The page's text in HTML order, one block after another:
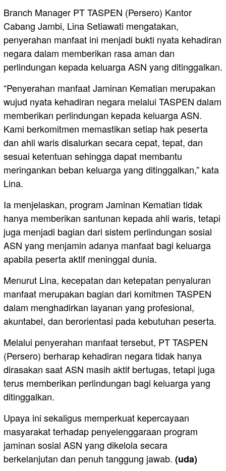
Branch Manager PT TASPEN (Persero) Kantor
Cabang Jambi, Lina Setiawati mengatakan,
penyerahan manfaat ini menjadi bukti nyata kehadiran
negara dalam memberikan rasa aman dan
perlindungan kepada keluarga ASN yang ditinggalkan.
“Penyerahan manfaat Jaminan Kematian merupakan
wujud nyata kehadiran negara melalui TASPEN dalam
memberikan perlindungan kepada keluarga ASN.
Kami berkomitmen memastikan setiap hak peserta
dan ahli waris disalurkan secara cepat, tepat, dan
sesuai ketentuan sehingga dapat membantu
meringankan beban keluarga yang ditinggalkan,” kata
Lina.
Ia menjelaskan, program Jaminan Kematian tidak
hanya memberikan santunan kepada ahli waris, tetapi
juga menjadi bagian dari sistem perlindungan sosial
ASN yang menjamin adanya manfaat bagi keluarga
apabila peserta aktif meninggal dunia.
Menurut Lina, kecepatan dan ketepatan penyaluran
manfaat merupakan bagian dari komitmen TASPEN
dalam menghadirkan layanan yang profesional,
akuntabel, dan berorientasi pada kebutuhan peserta.
Melalui penyerahan manfaat tersebut, PT TASPEN
(Persero) berharap kehadiran negara tidak hanya
dirasakan saat ASN masih aktif bertugas, tetapi juga
terus memberikan perlindungan bagi keluarga yang
ditinggalkan.
Upaya ini sekaligus memperkuat kepercayaan
masyarakat terhadap penyelenggaraan program
jaminan sosial ASN yang dikelola secara
berkelanjutan dan penuh tanggung jawab. (uda)